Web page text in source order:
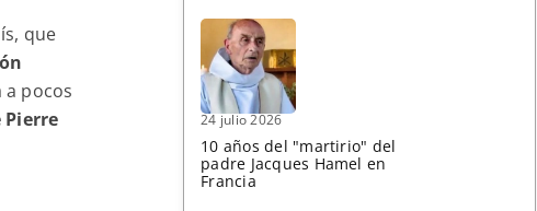
que
pocos
Pierre
24 julio 2026
10 años del "martirio" del
padre Jacques Hamel en
Francia